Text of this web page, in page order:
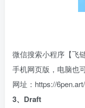
微信搜索小程序【飞
手机网页版，电脑也
网址：https://6pen.art/
3、Draft